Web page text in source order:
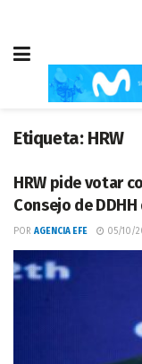
Etiqueta: HRW
HRW pide votar
Consejo de DDHH
POR AGENCIA EFE 05/10/